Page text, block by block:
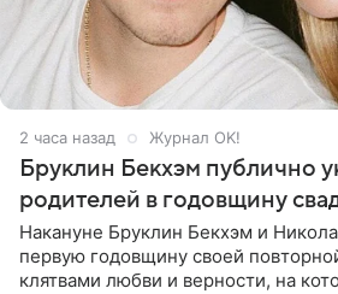
2 часа назад Журнал OK!
Бруклин Бекхэм публично
родителей в годовщину
Накануне Бруклин Бекхэм и
первую годовщину своей
клятвами любви и верности, на